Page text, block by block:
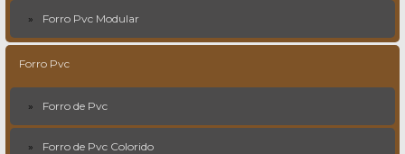
Forro Pvc Modular
Forro Pvc
Forro de Pvc
Forro de Pvc Colorido